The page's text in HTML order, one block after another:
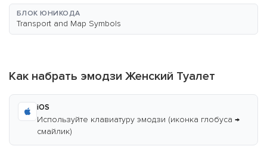
БЛОК ЮНИКОДА
Transport and Map Symbols
Как набрать эмодзи Женский Туалет
iOS
Используйте клавиатуру эмодзи (иконка глобуса →
смайлик)